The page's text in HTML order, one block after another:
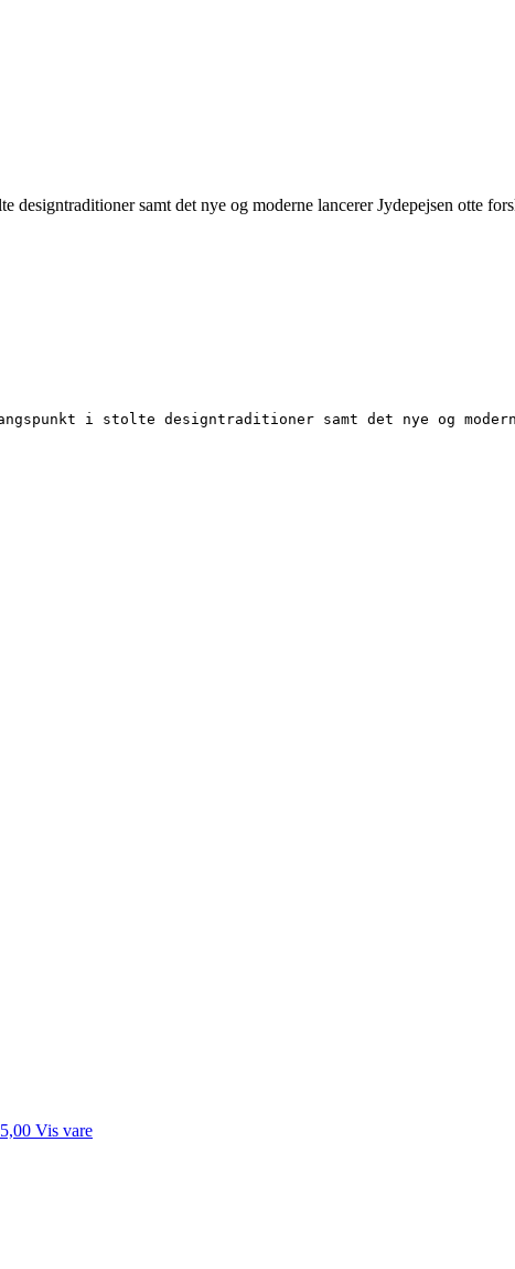
samt det nye og moderne lancerer Jydepejsen otte
i stolte designtraditioner samt det nye
Vis vare